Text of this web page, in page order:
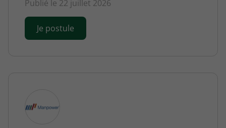
Publié le 22 juillet 2026
Je postule